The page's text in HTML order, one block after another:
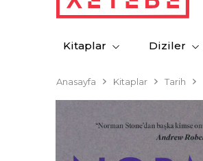
Kitaplar Diziler
Anasayfa Kitaplar Tarih